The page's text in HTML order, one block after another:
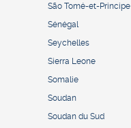
São Tomé-et-Principe
Sénégal
Seychelles
Sierra Leone
Somalie
Soudan
Soudan du Sud